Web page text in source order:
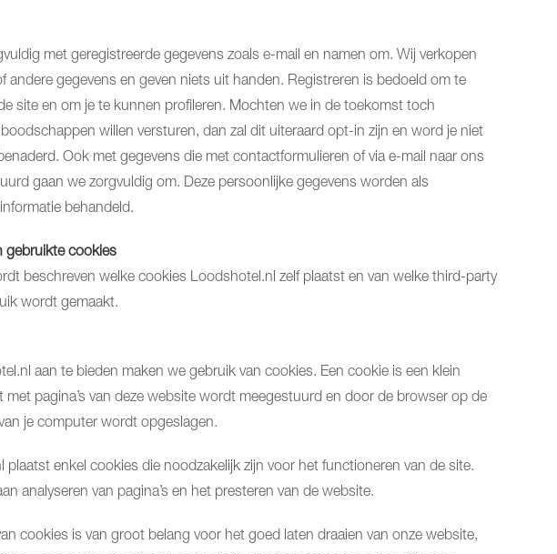
met geregistreerde gegevens zoals e-mail en namen om. Wij verkopen
andere gegevens en geven niets uit handen. Registreren is bedoeld om te
site en om je te kunnen profileren. Mochten we in de toekomst toch
willen versturen, dan zal dit uiteraard opt-in zijn en word je niet
Ook met gegevens die met contactformulieren of via e-mail naar ons
gaan we zorgvuldig om. Deze persoonlijke gegevens worden als
behandeld.
gebruikte cookies
beschreven welke cookies Loodshotel.nl zelf plaatst en van welke third-party
wordt gemaakt.
aan te bieden maken we gebruik van cookies. Een cookie is een klein
met pagina’s van deze website wordt meegestuurd en door de browser op de
je computer wordt opgeslagen.
plaatst enkel cookies die noodzakelijk zijn voor het functioneren van de site.
analyseren van pagina’s en het presteren van de website.
cookies is van groot belang voor het goed laten draaien van onze website,